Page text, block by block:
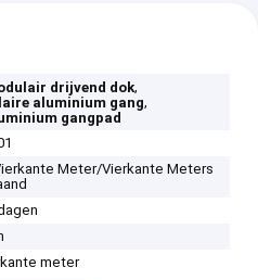
drijvend dok,
aluminium gang,
gangpad
Meter/Vierkante Meters
meter